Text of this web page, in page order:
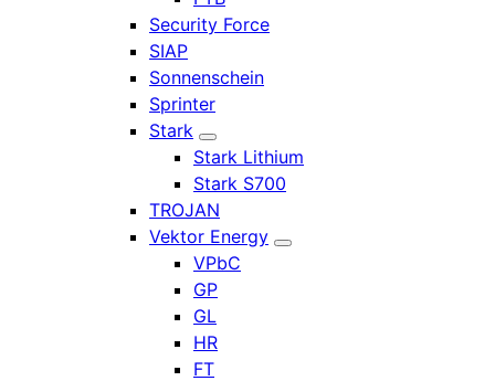
Security Force
SIAP
Sonnenschein
Sprinter
Stark
Stark Lithium
Stark S700
TROJAN
Vektor Energy
VPbC
GP
GL
HR
FT